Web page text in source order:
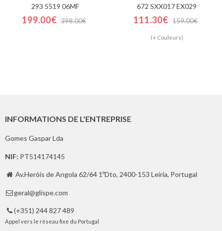
293 5519 06MF
199.00€ 398.00€
672 SXX017 EX029
111.30€ 159.00€
(+ Couleurs)
INFORMATIONS DE L'ENTREPRISE
Gomes Gaspar Lda
NIF: PT514174145
 Av.Heróis de Angola 62/64 1ºDto, 2400-153 Leiria, Portugal
 geral@glispe.com
 (+351) 244 827 489
Appel vers le réseau fixe du Portugal